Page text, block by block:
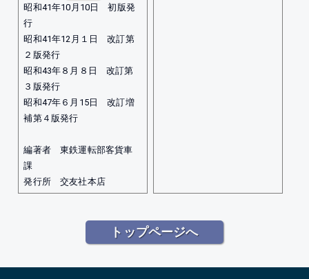
昭和41年10月10日 初版発
行
昭和41年12月１日 改訂第
２版発行
昭和43年８月８日 改訂第
３版発行
昭和47年６月15日 改訂増
補第４版発行
編著者 東鉄運転部客貨車
課
発行所 交友社本店
トップページへ